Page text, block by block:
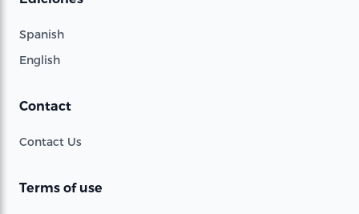
Spanish
English
Contact
Contact Us
Terms of use